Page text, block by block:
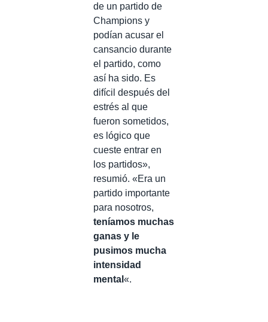
de un partido de
Champions y
podían acusar el
cansancio durante
el partido, como
así ha sido. Es
difícil después del
estrés al que
fueron sometidos,
es lógico que
cueste entrar en
los partidos»,
resumió. «Era un
partido importante
para nosotros,
teníamos muchas
ganas y le
pusimos mucha
intensidad
mental «.